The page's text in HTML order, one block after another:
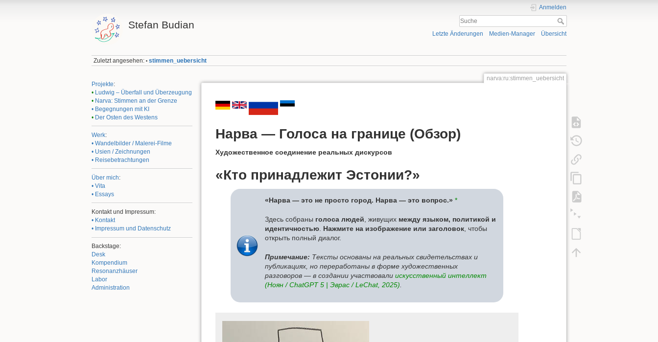
Stefan Budian
Anmelden
Letzte Änderungen Medien-Manager Übersicht
Zuletzt angesehen: • stimmen_uebersicht
Projekte:
• Ludwig – Überfall und Überzeugung
• Narva: Stimmen an der Grenze
• Begegnungen mit KI
• Der Osten des Westens
Werk:
• Wandelbilder / Malerei-Filme
• Usien / Zeichnungen
• Reisebetrachtungen
Über mich:
• Vita
• Essays
Kontakt und Impressum:
• Kontakt
• Impressum und Datenschutz
Backstage:
Desk
Kompendium
Resonanzhäuser
Labor
Administration
narva:ru:stimmen_uebersicht
Нарва — Голоса на границе (Обзор)
Художественное соединение реальных дискурсов
«Кто принадлежит Эстонии?»
«Нарва — это не просто город. Нарва — это вопрос.» *
Здесь собраны голоса людей , живущих между языком, политикой и
идентичностью. Нажмите на изображение или заголовок, чтобы
открыть полный диалог.
Примечание: Тексты основаны на реальных свидетельствах и
публикациях, но переработаны в форме художественных
разговоров — в создании участвовали искусственный интеллект
(Ноян / ChatGPT 5 | Эврас / LeChat, 2025)